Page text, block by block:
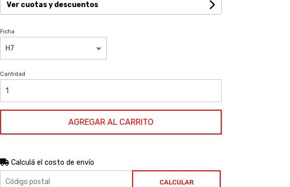
Ver cuotas y descuentos
Ficha
Cantidad
AGREGAR AL CARRITO
Calculá el costo de envío
CALCULAR